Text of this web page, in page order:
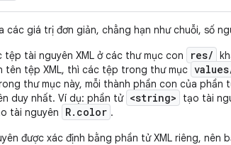
các giá trị đơn giản, chẳng hạn như chuỗi, số
tệp tài nguyên XML ở các thư mục con
res/
tên tệp XML, thì các tệp trong thư mục
thư mục này, mỗi thành phần con của phần
duy nhất. Ví dụ: phần tử <string> tạo tài
tài nguyên R.color .
được xác định bằng phần tử XML riêng,